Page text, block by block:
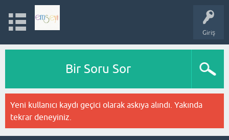
Giriş
Bir Soru Sor
Yeni kullanıcı kaydı geçici olarak askıya alındı. Yakında
tekrar deneyiniz.